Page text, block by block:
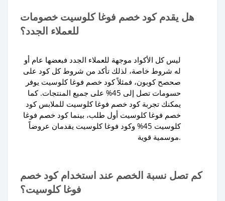
هل يقدم كود خصم فوغا كلوسيت خصومات
للعملاء الجدد؟
ليس كل الأكواد موجهة للعملاء الجدد فبعضها عام أو
له شروط خاصة، لذلك تأكد من شروط كل كود على
صحصح كوبون، فمثلاً كود خصم فوغا كلوسيت يوفر
حسومات تصل إلى 45% على جميع المنتجات. كما
يمكنك تجربة كود خصم فوغا كلوسيت للملابس كود
خصم فوغا كلوسيت أول طلب، بينما كود خصم فوغا
كلوسيت 45% وكود فوغا كلوسيت يقدمان عروضاً
موسمية قوية.
كم تصل نسبة الخصم عند استخدام كود خصم
فوغا كلوسيت؟